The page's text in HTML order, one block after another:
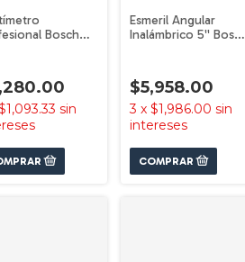
Bosch
sin
Esmeril Angular
Inalámbrico 5'' Bosch
$5,958.00
3 x $1,986.00 sin
intereses